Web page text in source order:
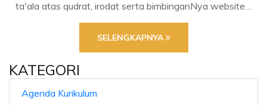
ta'ala atas qudrat, irodat serta bimbinganNya website…
SELENGKAPNYA
KATEGORI
Agenda Kurikulum